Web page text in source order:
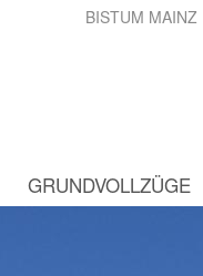
BISTUM MAINZ
GRUNDVOLLZÜGE